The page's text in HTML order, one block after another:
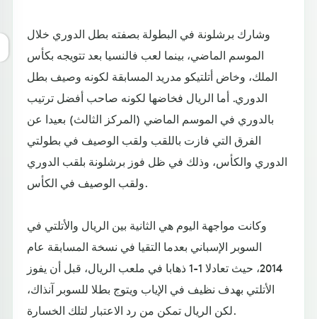
وشارك برشلونة في البطولة بصفته بطل الدوري خلال
الموسم الماضي، بينما لعب فالنسيا بعد تتويجه بكأس
الملك، وخاض أتلتيكو مدريد المسابقة لكونه وصيف بطل
الدوري. أما الريال فخاضها لكونه صاحب أفضل ترتيب
بالدوري في الموسم الماضي (المركز الثالث) بعيدا عن
الفرق التي فازت باللقب ولقب الوصيف في بطولتي
الدوري والكأس، وذلك في ظل فوز برشلونة بلقب الدوري
ولقب الوصيف في الكأس.
وكانت مواجهة اليوم هي الثانية بين الريال والأتلتي في
السوبر الإسباني بعدما التقيا في نسخة المسابقة عام
2014، حيث تعادلا 1-1 ذهابا في ملعب الريال، قبل أن يفوز
الأتلتي بهدف نظيف في الإياب ويتوج بطلا للسوبر آنذاك،
لكن الريال تمكن من رد الاعتبار لتلك الخسارة.